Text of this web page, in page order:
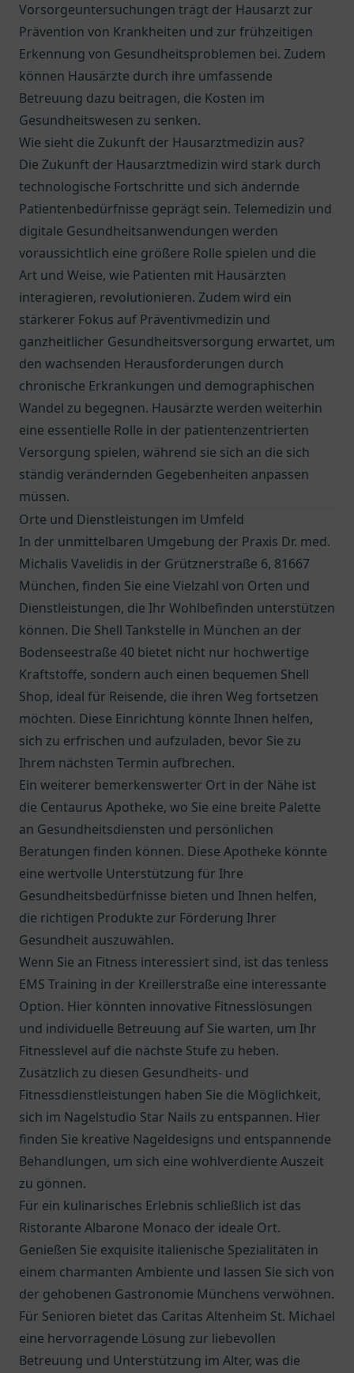
Vorsorgeuntersuchungen trägt der Hausarzt zur
Prävention von Krankheiten und zur frühzeitigen
Erkennung von Gesundheitsproblemen bei. Zudem
können Hausärzte durch ihre umfassende
Betreuung dazu beitragen, die Kosten im
Gesundheitswesen zu senken.
Wie sieht die Zukunft der Hausarztmedizin aus?
Die Zukunft der Hausarztmedizin wird stark durch
technologische Fortschritte und sich ändernde
Patientenbedürfnisse geprägt sein. Telemedizin und
digitale Gesundheitsanwendungen werden
voraussichtlich eine größere Rolle spielen und die
Art und Weise, wie Patienten mit Hausärzten
interagieren, revolutionieren. Zudem wird ein
stärkerer Fokus auf Präventivmedizin und
ganzheitlicher Gesundheitsversorgung erwartet, um
den wachsenden Herausforderungen durch
chronische Erkrankungen und demographischen
Wandel zu begegnen. Hausärzte werden weiterhin
eine essentielle Rolle in der patientenzentrierten
Versorgung spielen, während sie sich an die sich
ständig verändernden Gegebenheiten anpassen
müssen.
Orte und Dienstleistungen im Umfeld
In der unmittelbaren Umgebung der Praxis Dr. med.
Michalis Vavelidis in der Grütznerstraße 6, 81667
München, finden Sie eine Vielzahl von Orten und
Dienstleistungen, die Ihr Wohlbefinden unterstützen
können. Die Shell Tankstelle in München an der
Bodenseestraße 40 bietet nicht nur hochwertige
Kraftstoffe, sondern auch einen bequemen Shell
Shop, ideal für Reisende, die ihren Weg fortsetzen
möchten. Diese Einrichtung könnte Ihnen helfen,
sich zu erfrischen und aufzuladen, bevor Sie zu
Ihrem nächsten Termin aufbrechen.
Ein weiterer bemerkenswerter Ort in der Nähe ist
die Centaurus Apotheke, wo Sie eine breite Palette
an Gesundheitsdiensten und persönlichen
Beratungen finden können. Diese Apotheke könnte
eine wertvolle Unterstützung für Ihre
Gesundheitsbedürfnisse bieten und Ihnen helfen,
die richtigen Produkte zur Förderung Ihrer
Gesundheit auszuwählen.
Wenn Sie an Fitness interessiert sind, ist das tenless
EMS Training in der Kreillerstraße eine interessante
Option. Hier könnten innovative Fitnesslösungen
und individuelle Betreuung auf Sie warten, um Ihr
Fitnesslevel auf die nächste Stufe zu heben.
Zusätzlich zu diesen Gesundheits- und
Fitnessdienstleistungen haben Sie die Möglichkeit,
sich im Nagelstudio Star Nails zu entspannen. Hier
finden Sie kreative Nageldesigns und entspannende
Behandlungen, um sich eine wohlverdiente Auszeit
zu gönnen.
Für ein kulinarisches Erlebnis schließlich ist das
Ristorante Albarone Monaco der ideale Ort.
Genießen Sie exquisite italienische Spezialitäten in
einem charmanten Ambiente und lassen Sie sich von
der gehobenen Gastronomie Münchens verwöhnen.
Für Senioren bietet das Caritas Altenheim St. Michael
eine hervorragende Lösung zur liebevollen
Betreuung und Unterstützung im Alter, was die